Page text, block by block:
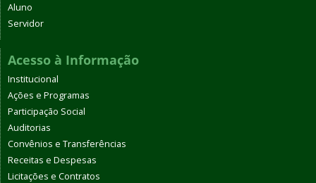
Aluno
Servidor
Acesso à Informação
Institucional
Ações e Programas
Participação Social
Auditorias
Convênios e Transferências
Receitas e Despesas
Licitações e Contratos